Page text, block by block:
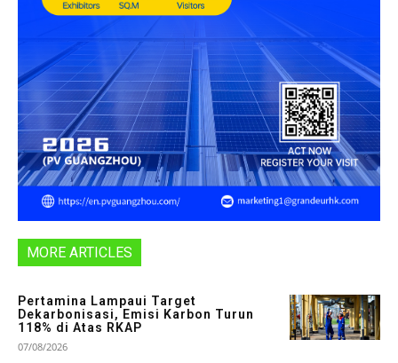
MORE ARTICLES
Pertamina Lampaui Target
Dekarbonisasi, Emisi Karbon Turun
118% di Atas RKAP
07/08/2026